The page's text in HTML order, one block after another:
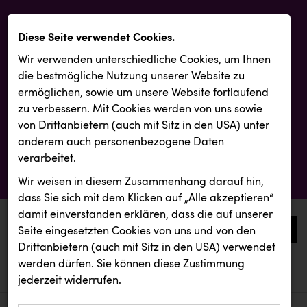
0
aktuelle aussendungen
aktuelle aussendungen
Diese Seite verwendet Cookies.
Wir verwenden unterschiedliche Cookies, um Ihnen
die best­mögliche Nutzung unserer Website zu
ermöglichen, sowie um unsere Website fortlaufend
zu verbessern. Mit Cookies werden von uns sowie
von Drittanbietern (auch mit Sitz in den USA) unter
anderem auch personenbezogene Daten
verarbeitet.
Wir weisen in diesem Zusammenhang darauf hin,
dass Sie sich mit dem Klicken auf „Alle akzeptieren“
damit ein­ver­standen erklären, dass die auf unserer
Seite eingesetzten Cookies von uns und von den
Drittanbietern (auch mit Sitz in den USA) verwendet
werden dürfen. Sie können diese Zustimmung
jederzeit widerrufen.